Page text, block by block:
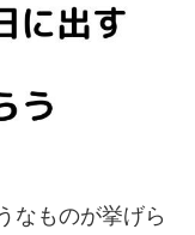
なものが挙げら